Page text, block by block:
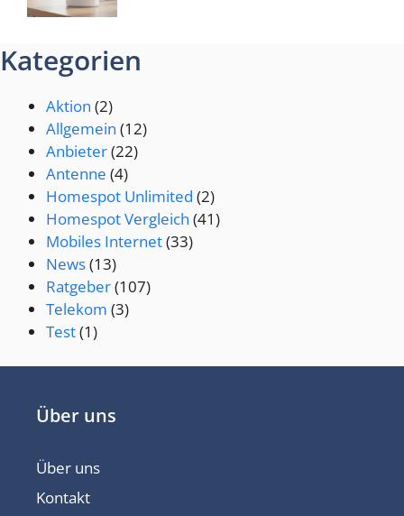
Kategorien
Aktion (2)
Allgemein (12)
Anbieter(22)
Antenne (4)
Homespot Unlimited (2)
Homespot Vergleich (41)
Mobiles Internet(33)
News(13)
Ratgeber(107)
Telekom (3)
Test(1)
Über uns
Über uns
Kontakt